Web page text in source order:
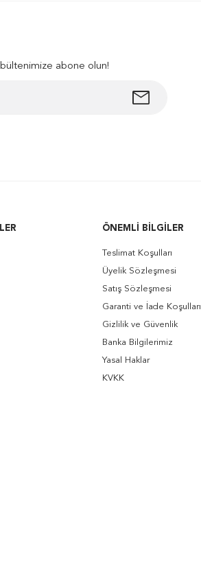
abone olun!
ÖNEMLI BILGILER
Teslimat Koşulları
Üyelik Sözleşmesi
Satış Sözleşmesi
Garanti ve İade Koşulları
Gizlilik ve Güvenlik
Banka Bilgilerimiz
Yasal Haklar
KVKK